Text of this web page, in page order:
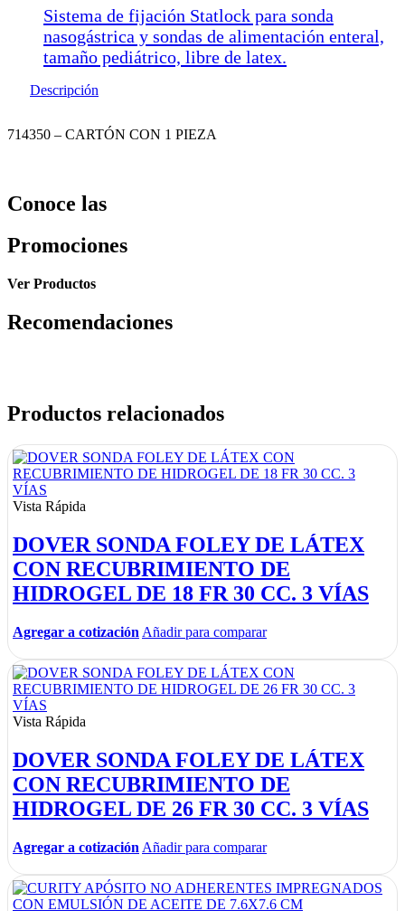
Sistema de fijación Statlock para sonda
nasogástrica y sondas de alimentación enteral,
tamaño pediátrico, libre de latex.
Descripción
714350 – CARTÓN CON 1 PIEZA
Conoce las
Promociones
Ver Productos
Recomendaciones
Productos relacionados
Vista Rápida
DOVER SONDA FOLEY DE LÁTEX
CON RECUBRIMIENTO DE
HIDROGEL DE 18 FR 30 CC. 3 VÍAS
Agregar a cotización Añadir para comparar
Vista Rápida
DOVER SONDA FOLEY DE LÁTEX
CON RECUBRIMIENTO DE
HIDROGEL DE 26 FR 30 CC. 3 VÍAS
Agregar a cotización Añadir para comparar